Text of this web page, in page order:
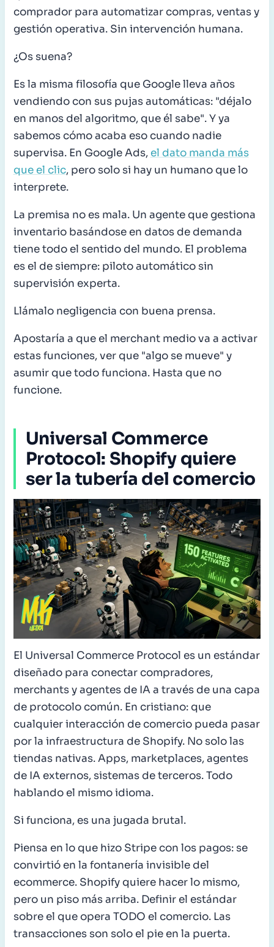
comprador para automatizar compras, ventas y
gestión operativa. Sin intervención humana.
¿Os suena?
Es la misma filosofía que Google lleva años
vendiendo con sus pujas automáticas: "déjalo
en manos del algoritmo, que él sabe". Y ya
sabemos cómo acaba eso cuando nadie
supervisa. En Google Ads, el dato manda más
que el clic, pero solo si hay un humano que lo
interprete.
La premisa no es mala. Un agente que gestiona
inventario basándose en datos de demanda
tiene todo el sentido del mundo. El problema
es el de siempre: piloto automático sin
supervisión experta.
Llámalo negligencia con buena prensa.
Apostaría a que el merchant medio va a activar
estas funciones, ver que "algo se mueve" y
asumir que todo funciona. Hasta que no
funcione.
Universal Commerce
Protocol: Shopify quiere
ser la tubería del comercio
El Universal Commerce Protocol es un estándar
diseñado para conectar compradores,
merchants y agentes de IA a través de una capa
de protocolo común. En cristiano: que
cualquier interacción de comercio pueda pasar
por la infraestructura de Shopify. No solo las
tiendas nativas. Apps, marketplaces, agentes
de IA externos, sistemas de terceros. Todo
hablando el mismo idioma.
Si funciona, es una jugada brutal.
Piensa en lo que hizo Stripe con los pagos: se
convirtió en la fontanería invisible del
ecommerce. Shopify quiere hacer lo mismo,
pero un piso más arriba. Definir el estándar
sobre el que opera TODO el comercio. Las
transacciones son solo el pie en la puerta.